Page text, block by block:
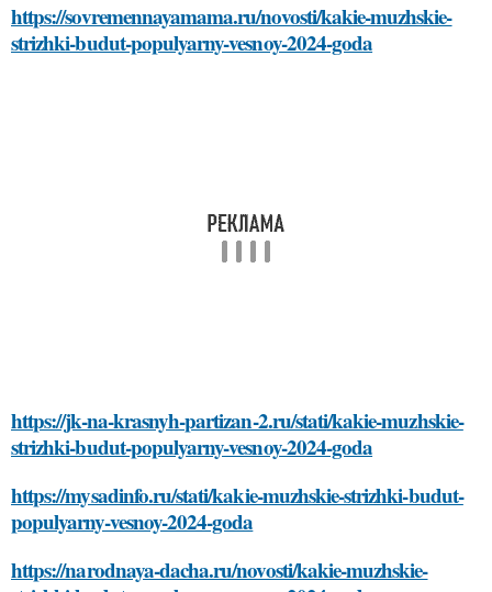
https://sovremennayamama.ru/novosti/kakie-muzhskie-
strizhki-budut-populyarny-vesnoy-2024-goda
https://jk-na-krasnyh-partizan-2.ru/stati/kakie-muzhskie-
strizhki-budut-populyarny-vesnoy-2024-goda
https://mysadinfo.ru/stati/kakie-muzhskie-strizhki-budut-
populyarny-vesnoy-2024-goda
https://narodnaya-dacha.ru/novosti/kakie-muzhskie-